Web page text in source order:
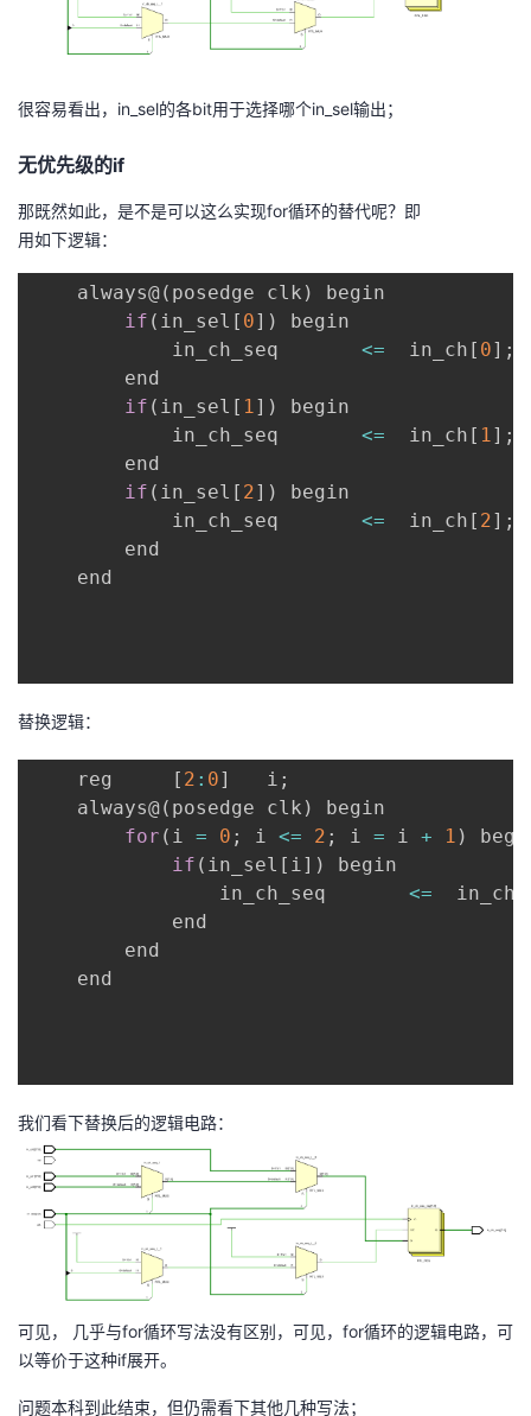
很容易看出，in_sel的各bit用于选择哪个in_sel输出；
无优先级的if
那既然如此，是不是可以这么实现for循环的替代呢？即
用如下逻辑：
    always@
( posedge clk )
begin
if ( in_sel [ 0] )
begin
            in_ch_seq
<=
  in_ch
[ 0] ;
        end
if ( in_sel [ 1] )
begin
            in_ch_seq
<=
  in_ch
[ 1] ;
        end
if ( in_sel [ 2] )
begin
            in_ch_seq
<=
  in_ch
[ 2] ;
        end
    end
替换逻辑：
    reg
[ 2 : 0]
   i
;
    always@
( posedge clk )
begin
for ( i = 0 ; i <= 2 ; i = i + 1 )
if ( in_sel [ i] )
begin
                in_ch_seq
<=
  in_ch
            end
        end
    end
我们看下替换后的逻辑电路：
可见， 几乎与for循环写法没有区别，可见，for循环的逻辑电路，可
以等价于这种if展开。
问题本科到此结束，但仍需看下其他几种写法；